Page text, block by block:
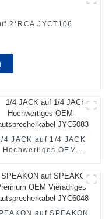
2*RCA JYCT106
4 JACK auf 1/4 JACK
Hochwertiges OEM-
auf SPEAKON